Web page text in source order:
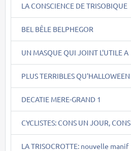
LA CONSCIENCE DE TRISOBIQUE
BEL BÊLE BELPHEGOR
UN MASQUE QUI JOINT L'UTILE A
PLUS TERRIBLES QU'HALLOWEEN
DECATIE MERE-GRAND 1
CYCLISTES: CONS UN JOUR, CONS
LA TRISOCROTTE: nouvelle manif